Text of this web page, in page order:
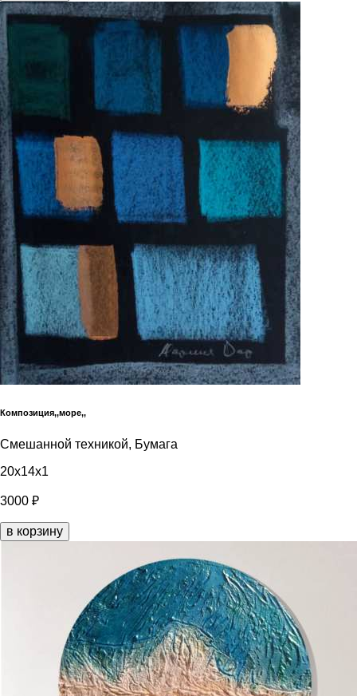
Композиция,,море,,
Смешанной техникой, Бумага
20x14x1
3000 ₽
в корзину